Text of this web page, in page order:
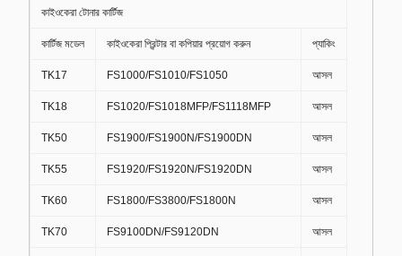
কাইওকেরা টোনার কার্টিজ
কার্টিজ মডেল কাইওকেরা প্রিন্টার বা কপিয়ার প্রয়োগ করুন প্যাকিং
TK17 FS1000/FS1010/FS1050 আসল
TK18 FS1020/FS1018MFP/FS1118MFP আসল
TK50 FS1900/FS1900N/FS1900DN আসল
TK55 FS1920/FS1920N/FS1920DN আসল
TK60 FS1800/FS3800/FS1800N আসল
TK70 FS9100DN/FS9120DN আসল